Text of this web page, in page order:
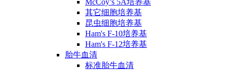
McCoy’s 5A培养基
其它细胞培养基
昆虫细胞培养基
Ham's F-10培养基
Ham's F-12培养基
胎牛血清
标准胎牛血清